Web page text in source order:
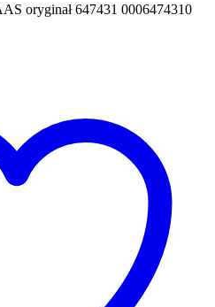
oryginał 647431 0006474310